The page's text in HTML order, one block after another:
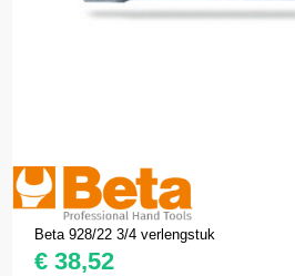
Beta 928/22 3/4 verlengstuk
€ 38,52